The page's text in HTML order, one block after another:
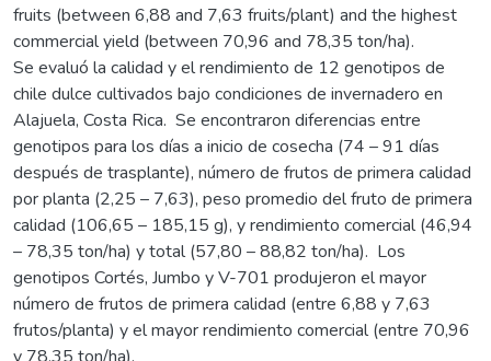
fruits (between 6,88 and 7,63 fruits/plant) and the highest
commercial yield (between 70,96 and 78,35 ton/ha).
Se evaluó la calidad y el rendimiento de 12 genotipos de
chile dulce cultivados bajo condiciones de invernadero en
Alajuela, Costa Rica. Se encontraron diferencias entre
genotipos para los días a inicio de cosecha (74 – 91 días
después de trasplante), número de frutos de primera calidad
por planta (2,25 – 7,63), peso promedio del fruto de primera
calidad (106,65 – 185,15 g), y rendimiento comercial (46,94
– 78,35 ton/ha) y total (57,80 – 88,82 ton/ha). Los
genotipos Cortés, Jumbo y V-701 produjeron el mayor
número de frutos de primera calidad (entre 6,88 y 7,63
frutos/planta) y el mayor rendimiento comercial (entre 70,96